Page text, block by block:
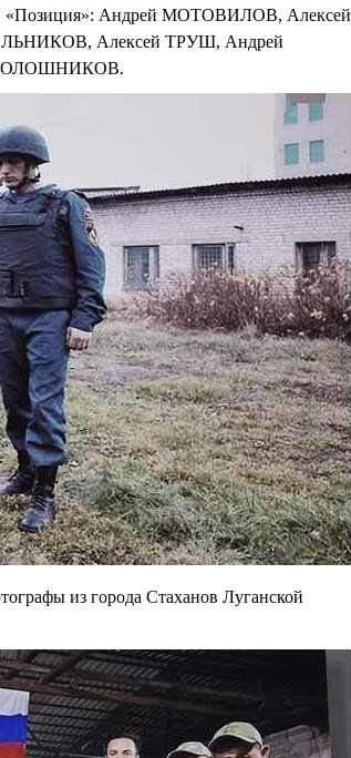
«Позиция»: Андрей МОТОВИЛОВ, Алексей
Алексей ТРУШ, Андрей
из города Стаханов Луганской